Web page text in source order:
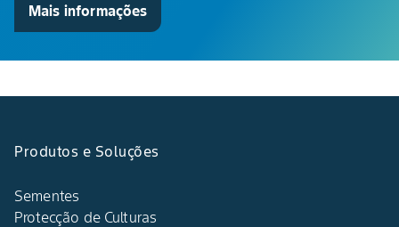
Mais informações
Produtos e Soluções
Sementes
Protecção de Culturas